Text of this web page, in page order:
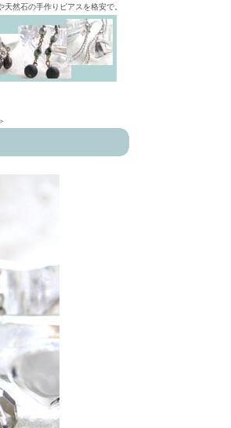
然石の手作りピアスを格安で。